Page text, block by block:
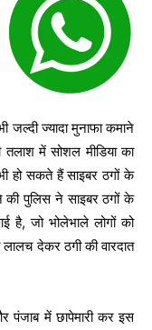
ज्यादा मुनाफा कमाने
तलाश में सोशल मीडिया का
हो सकते हैं साइबर ठगों के
की पुलिस ने साइबर ठगों के
है, जो भोलेभाले लोगों को
देकर ठगी की वारदात
पंजाब में छापेमारी कर इस